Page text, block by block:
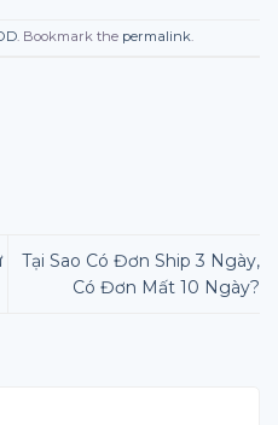
. Bookmark the permalink.
Tại Sao Có Đơn Ship 3 Ngày,
Có Đơn Mất 10 Ngày?